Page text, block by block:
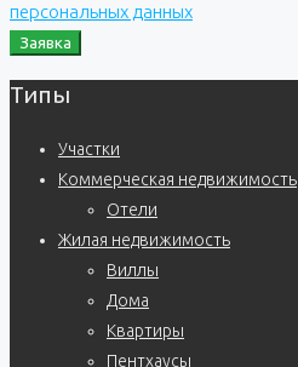
персональных данных
Заявка
Типы
Участки
Коммерческая недвижимость
Отели
Жилая недвижимость
Виллы
Дома
Квартиры
Пентхаусы